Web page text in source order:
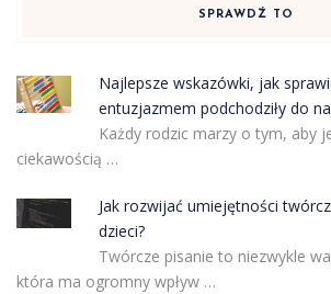
SPRAWDŹ TO
Najlepsze wskazówki, jak
entuzjazmem podchodziły do
Każdy rodzic marzy o tym, aby
ciekawością …
Jak rozwijać umiejętności
dzieci?
Twórcze pisanie to niezwykle
która ma ogromny wpływ …